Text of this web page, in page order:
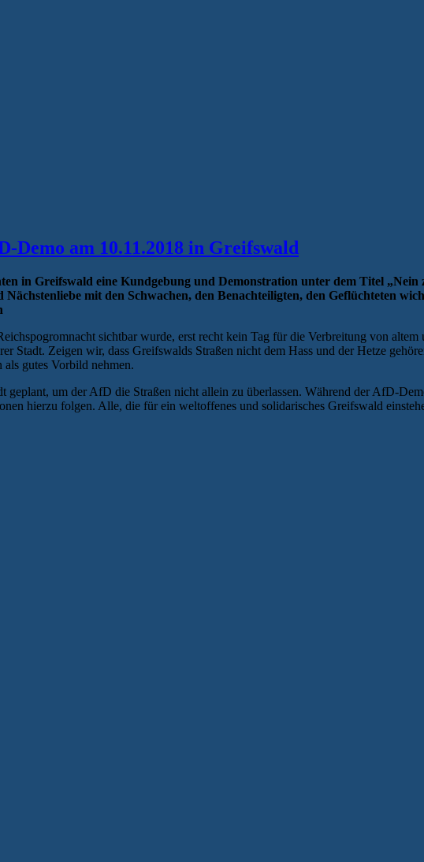
Demo am 10.11.2018 in Greifswald
in Greifswald eine Kundgebung und Demonstration unter dem Titel
mit den Schwachen, den Benachteiligten, den Geflüchteten
sichtbar wurde, erst recht kein Tag für die Verbreitung von
Stadt. Zeigen wir, dass Greifswalds Straßen nicht dem Hass und der Hetze
gutes Vorbild nehmen.
um der AfD die Straßen nicht allein zu überlassen. Während der AfD-
hierzu folgen. Alle, die für ein weltoffenes und solidarisches Greifswald